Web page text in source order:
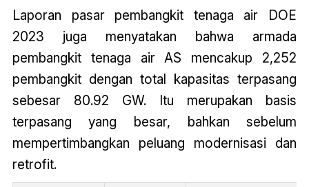
Laporan pasar pembangkit tenaga air DOE
2023 juga menyatakan bahwa armada
pembangkit tenaga air AS mencakup 2,252
pembangkit dengan total kapasitas terpasang
sebesar 80.92 GW. Itu merupakan basis
terpasang yang besar, bahkan sebelum
mempertimbangkan peluang modernisasi dan
retrofit.